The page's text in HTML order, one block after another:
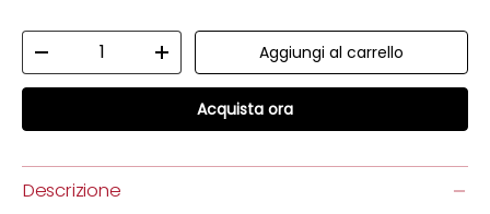
Diminuire la quantitàAumenta la quantità
Aggiungi al carrello
Acquista ora
Descrizione